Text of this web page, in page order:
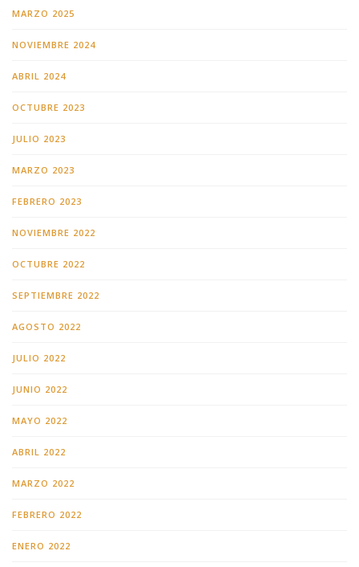
MARZO 2025
NOVIEMBRE 2024
ABRIL 2024
OCTUBRE 2023
JULIO 2023
MARZO 2023
FEBRERO 2023
NOVIEMBRE 2022
OCTUBRE 2022
SEPTIEMBRE 2022
AGOSTO 2022
JULIO 2022
JUNIO 2022
MAYO 2022
ABRIL 2022
MARZO 2022
FEBRERO 2022
ENERO 2022